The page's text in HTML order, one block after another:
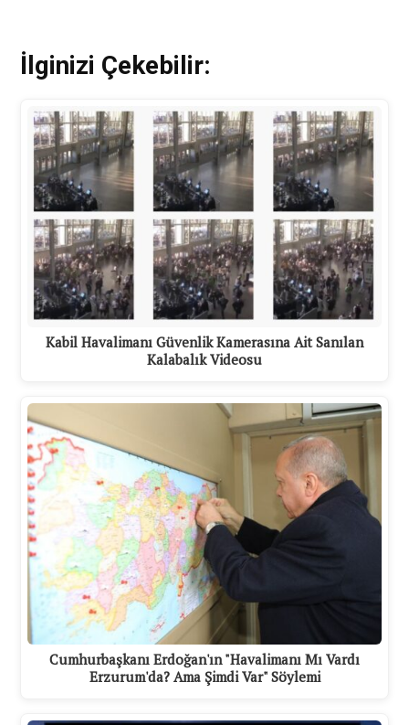
İlginizi Çekebilir:
Kabil Havalimanı Güvenlik Kamerasına Ait Sanılan
Kalabalık Videosu
Cumhurbaşkanı Erdoğan'ın "Havalimanı Mı Vardı
Erzurum'da? Ama Şimdi Var" Söylemi